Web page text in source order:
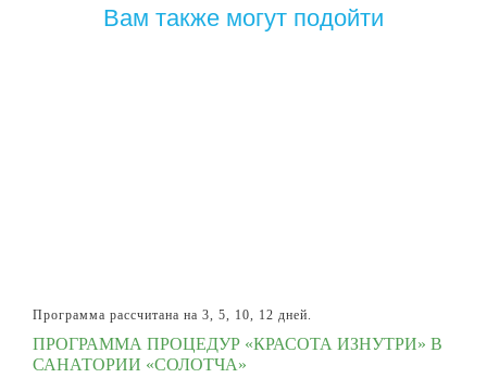
Вам также могут подойти
Программа рассчитана на 3, 5, 10, 12 дней.
ПРОГРАММА ПРОЦЕДУР «КРАСОТА ИЗНУТРИ» В
САНАТОРИИ «СОЛОТЧА»